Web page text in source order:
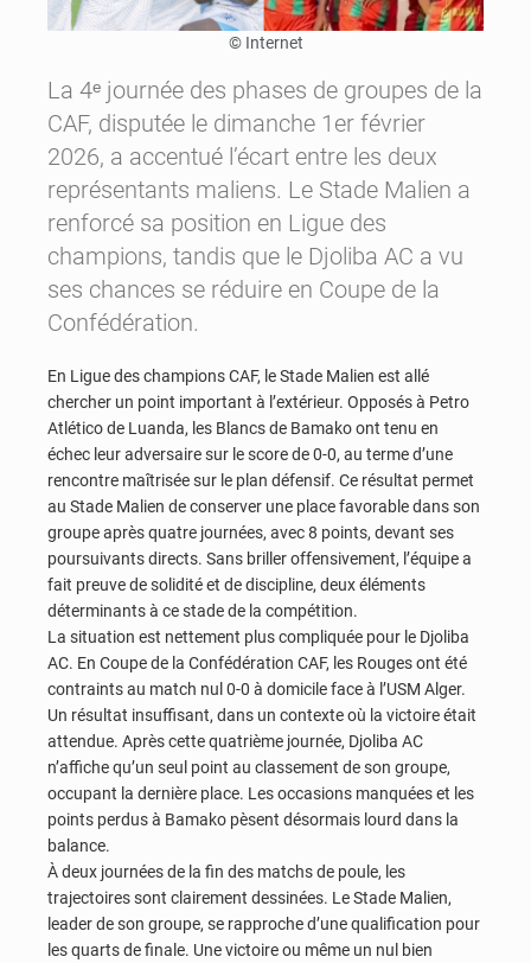
© Internet
La 4ᵉ journée des phases de groupes de la
CAF, disputée le dimanche 1er février
2026, a accentué l’écart entre les deux
représentants maliens. Le Stade Malien a
renforcé sa position en Ligue des
champions, tandis que le Djoliba AC a vu
ses chances se réduire en Coupe de la
Confédération.
En Ligue des champions CAF, le Stade Malien est allé
chercher un point important à l’extérieur. Opposés à Petro
Atlético de Luanda, les Blancs de Bamako ont tenu en
échec leur adversaire sur le score de 0-0, au terme d’une
rencontre maîtrisée sur le plan défensif. Ce résultat permet
au Stade Malien de conserver une place favorable dans son
groupe après quatre journées, avec 8 points, devant ses
poursuivants directs. Sans briller offensivement, l’équipe a
fait preuve de solidité et de discipline, deux éléments
déterminants à ce stade de la compétition.
La situation est nettement plus compliquée pour le Djoliba
AC. En Coupe de la Confédération CAF, les Rouges ont été
contraints au match nul 0-0 à domicile face à l’USM Alger.
Un résultat insuffisant, dans un contexte où la victoire était
attendue. Après cette quatrième journée, Djoliba AC
n’affiche qu’un seul point au classement de son groupe,
occupant la dernière place. Les occasions manquées et les
points perdus à Bamako pèsent désormais lourd dans la
balance.
À deux journées de la fin des matchs de poule, les
trajectoires sont clairement dessinées. Le Stade Malien,
leader de son groupe, se rapproche d’une qualification pour
les quarts de finale. Une victoire ou même un nul bien